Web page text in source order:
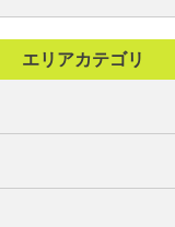
エリアカテゴリ